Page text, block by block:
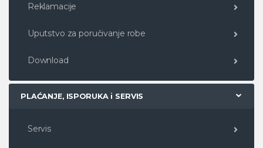
Reklamacije
Uputstvo za poručivanje robe
Download
PLAĆANJE, ISPORUKA i SERVIS
Servis